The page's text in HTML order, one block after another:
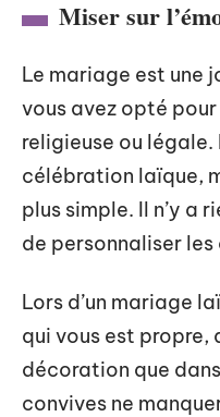
Miser sur
Le mariage est une
vous avez opté
religieuse ou légale.
célébration laïque,
plus simple. Il n’y a
de personnaliser
Lors d’un mariage
qui vous est propre,
décoration que
convives ne